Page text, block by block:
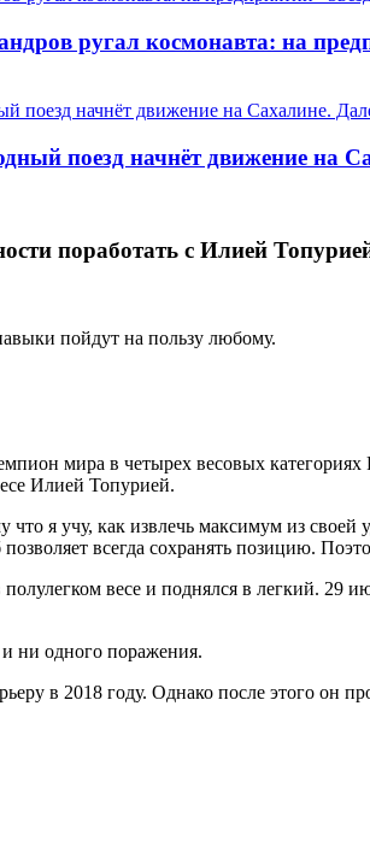
ругал космонавта: на
поезд начнёт движение на
поработать с Илией
пойдут на пользу любому.
мира в четырех весовых категориях
Илией Топурией.
я учу, как извлечь максимум из
всегда сохранять позицию.
весе и поднялся в легкий. 29
ни одного поражения.
в 2018 году. Однако после этого он